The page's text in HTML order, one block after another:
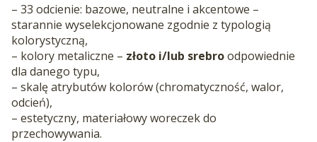
– 33 odcienie: bazowe, neutralne i akcentowe –
starannie wyselekcjonowane zgodnie z typologią
kolorystyczną,
– kolory metaliczne – złoto i/lub srebroodpowiednie
dla danego typu,
– skalę atrybutów kolorów (chromatyczność, walor,
odcień),
– estetyczny, materiałowy woreczek do
przechowywania.